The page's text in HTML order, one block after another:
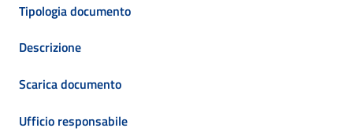
Tipologia documento
Descrizione
Scarica documento
Ufficio responsabile